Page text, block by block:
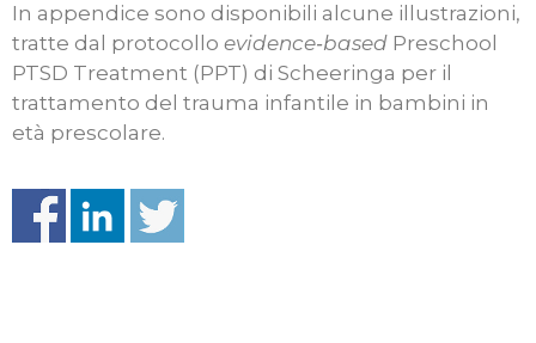
In appendice sono disponibili alcune illustrazioni,
tratte dal protocollo evidence‐based Preschool
PTSD Treatment (PPT) di Scheeringa per il
trattamento del trauma infantile in bambini in
età prescolare.